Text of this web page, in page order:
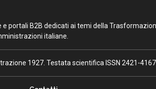
portali B2B dedicati ai temi della
italiane.
1927. Testata scientifica ISSN 2421-4167